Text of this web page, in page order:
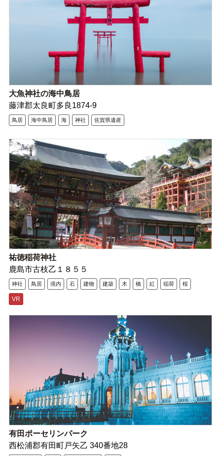
大魚神社の海中鳥居
藤津郡太良町多良1874-9
鳥居 海中鳥居 海 神社 佐賀県遺産
祐徳稲荷神社
鹿島市古枝乙１８５５
神社 鳥居 境内 石 建物 建築 木 橋 紅 稲荷 桜
VR
有田ポーセリンパーク
西松浦郡有田町戸矢乙 340番地28